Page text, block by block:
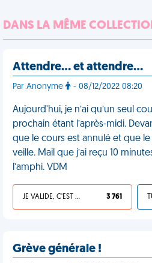
DANS LA MÊME
Attendre… et attendre…
Par Anonyme - 08/12/2022 08:20
Aujourd'hui, je n’ai qu’un seul
prochain étant l’après-midi.
que le cours est annulé et que
veille. Mail que j’ai reçu 10
l’amphi. VDM
JE VALIDE, C'EST UNE VDM 3 761
Grève générale !